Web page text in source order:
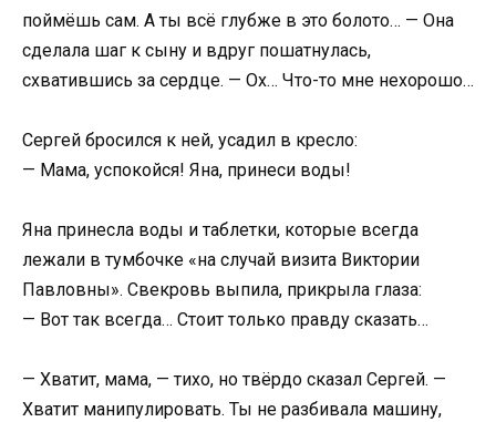
поймёшь сам. А ты всё глубже в это болото… — Она
сделала шаг к сыну и вдруг пошатнулась,
схватившись за сердце. — Ох… Что-то мне нехорошо…
Сергей бросился к ней, усадил в кресло:
— Мама, успокойся! Яна, принеси воды!
Яна принесла воды и таблетки, которые всегда
лежали в тумбочке «на случай визита Виктории
Павловны». Свекровь выпила, прикрыла глаза:
— Вот так всегда… Стоит только правду сказать…
— Хватит, мама, — тихо, но твёрдо сказал Сергей. —
Хватит манипулировать. Ты не разбивала машину,